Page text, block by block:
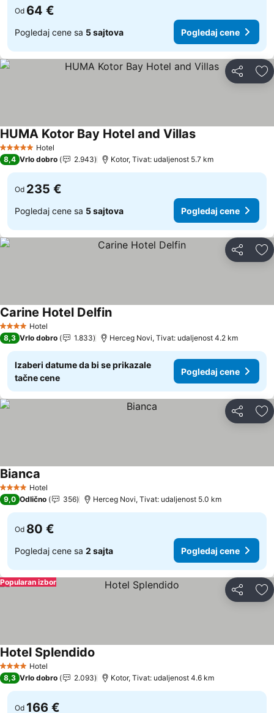
Od 64 €
Pogledaj cene sa 5 sajtova Pogledaj cene
Deli
5 ZvezdiceHotel
HUMA Kotor Bay Hotel and VillasPogledaj cene
8,4 Vrlo dobro 2.943 Kotor, Tivat: udaljenost 5.7 km
Od 235 €
Pogledaj cene sa 5 sajtova Pogledaj cene
Deli
4 ZvezdiceHotel
Carine Hotel DelfinPogledaj cene
8,3 Vrlo dobro 1.833 Herceg Novi, Tivat: udaljenost 4.2 km
Izaberi datume da bi se prikazale
tačne cene
Pogledaj cene
Deli
4 ZvezdiceHotel
Bianca
9,0 Odlično 356 Herceg Novi, Tivat: udaljenost 5.0 km
Od 80 €
Pogledaj cene sa 2 sajta Pogledaj cene
Deli
Popularan izbor
4 ZvezdiceHotel
Hotel Splendido
8,3 Vrlo dobro 2.093 Kotor, Tivat: udaljenost 4.6 km
Od 166 €